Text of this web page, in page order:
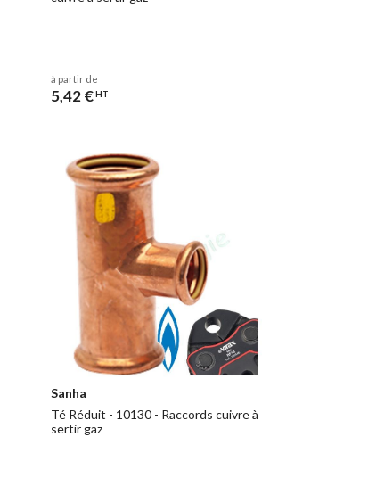
à partir de
5,42 €HT
Sanha
Té Réduit - 10130 - Raccords cuivre à
sertir gaz